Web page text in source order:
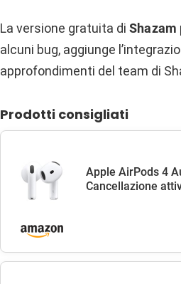
La versione gratuita di Shazam
alcuni bug, aggiunge
approfondimenti del team di
Prodotti consigliati
Apple AirPods 4
Cancellazione